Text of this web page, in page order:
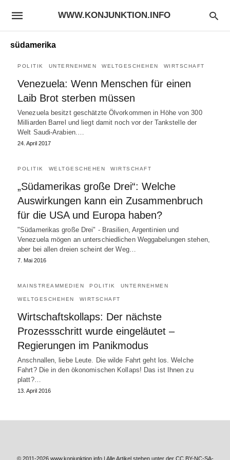
WWW.KONJUNKTION.INFO
südamerika
POLITIK UNTERNEHMEN WELTGESCHEHEN WIRTSCHAFT
Venezuela: Wenn Menschen für einen
Laib Brot sterben müssen
Venezuela besitzt geschätzte Ölvorkommen in Höhe von 300
Milliarden Barrel und liegt damit noch vor der Tankstelle der
Welt Saudi-Arabien.…
24. April 2017
POLITIK WELTGESCHEHEN WIRTSCHAFT
„Südamerikas große Drei“: Welche
Auswirkungen kann ein Zusammenbruch
für die USA und Europa haben?
"Südamerikas große Drei" - Brasilien, Argentinien und
Venezuela mögen an unterschiedlichen Weggabelungen stehen,
aber bei allen dreien scheint der Weg…
7. Mai 2016
MAINSTREAMMEDIEN POLITIK UNTERNEHMEN
WELTGESCHEHEN WIRTSCHAFT
Wirtschaftskollaps: Der nächste
Prozessschritt wurde eingeläutet –
Regierungen im Panikmodus
Anschnallen, liebe Leute. Die wilde Fahrt geht los. Welche
Fahrt? Die in den ökonomischen Kollaps! Das ist Ihnen zu
platt?…
13. April 2016
© 2011-2026 www.konjunktion.info | Alle Artikel stehen unter der CC BY-NC-SA-